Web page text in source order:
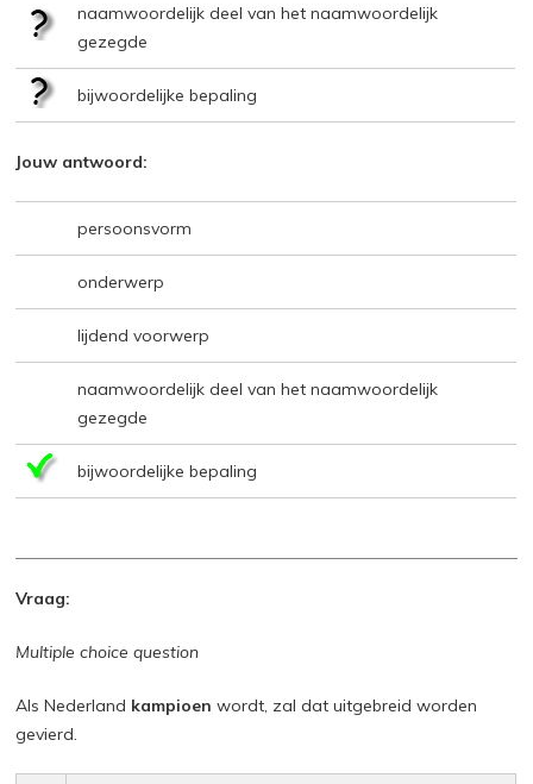
naamwoordelijk deel van het naamwoordelijk
gezegde
bijwoordelijke bepaling
Jouw antwoord:
persoonsvorm
onderwerp
lijdend voorwerp
naamwoordelijk deel van het naamwoordelijk
gezegde
bijwoordelijke bepaling
Vraag:
Multiple choice question
Als Nederland kampioen wordt, zal dat uitgebreid worden
gevierd.